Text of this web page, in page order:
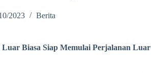
2023 Berita
Luar Biasa Siap Memulai Perjalanan Luar